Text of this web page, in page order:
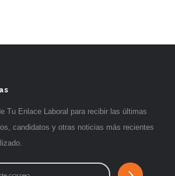
Tu Enlace Laboral para recibir las últimas
candidatos y otras noticias más recientes